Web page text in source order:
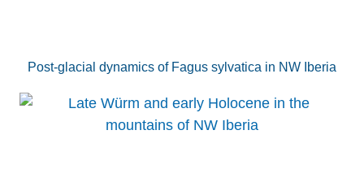
Post-glacial dynamics of Fagus sylvatica in NW Iberia